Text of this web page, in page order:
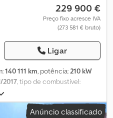
229 900 €
Preço fixo acresce IVA
(273 581 € bruto)
Ligar
140 111 km, potência:210 kW
2017, tipo de combustível:
de eixo:
, cor:laranja, tipo de
de emissão:Euro 6 , Ano de
Anúncio classificado